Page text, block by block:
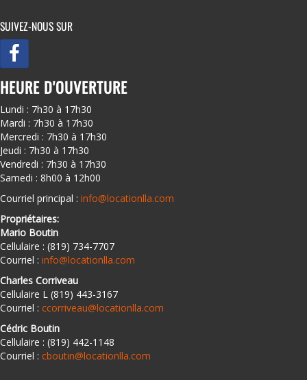
SUIVEZ-NOUS SUR
HEURE D'OUVERTURE
Lundi : 7h30 à 17h30
Mardi : 7h30 à 17h30
Mercredi : 7h30 à 17h30
Jeudi : 7h30 à 17h30
Vendredi : 7h30 à 17h30
Samedi : 8h00 à 12h00
Courriel principal : info@locationlla.com
Propriétaires:
Mario Boutin
Cellulaire : (819) 734-7707
Courriel : info@locationlla.com
Charles Corriveau
Cellulaire L (819) 443-3167
Courriel : ccorriveau@locationlla.com
Cédric Boutin
Cellulaire : (819) 442-1148
Courriel : cboutin@locationlla.com